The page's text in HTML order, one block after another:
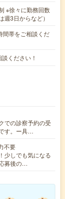
※徐々に勤務回数
3日からなど）
間帯をご相談くだ
ください！
での診察予約の受
す。ー具…
不要
少しでも気になる
募後の…